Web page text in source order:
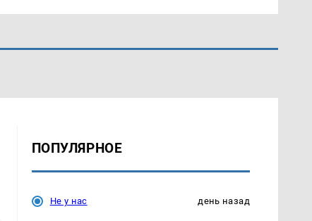
ПОПУЛЯРНОЕ
Не у нас день назад